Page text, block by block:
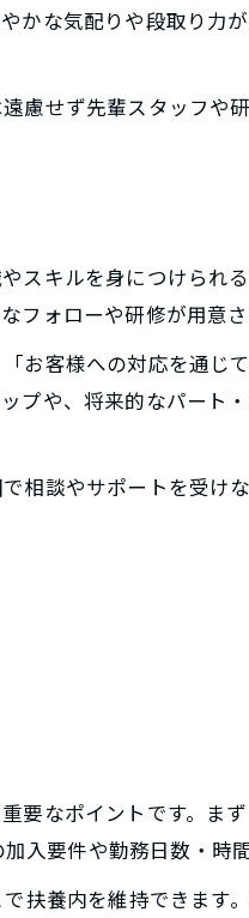
かな気配りや段取り力
慮せず先輩スタッフや
スキルを身につけられ
ォローや研修が用意さ
お客様への対応を通じ
プや、将来的なパート
相談やサポートを受け
要なポイントです。ま
入要件や勤務日数・時
扶養内を維持できます